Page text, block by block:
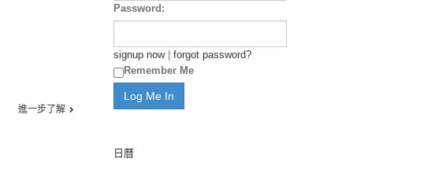
進一步了解
Password:
signup now| forgot password?
Remember Me
日曆